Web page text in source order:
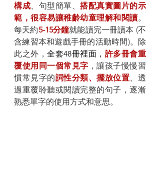
構成、句型簡單、搭配真實圖片的示
範，很容易讓稚齡幼童理解和閱讀。
每天約5-15分鐘就能讀完一冊讀本 (不
含練習本和遊戲手冊的活動時間)。除
此之外，全套48冊裡面， 許多冊會重
覆使用同一個常見字 ，讓孩子慢慢習
慣常見字的詞性分類、擺放位置、透
過重覆聆聽或閱讀完整的句子，逐漸
熟悉單字的使用方式和意思。